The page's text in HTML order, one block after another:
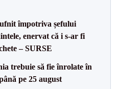
împotriva șefului
enervat că i s-ar fi
– SURSE
trebuie să fie înrolate în
pe 25 august